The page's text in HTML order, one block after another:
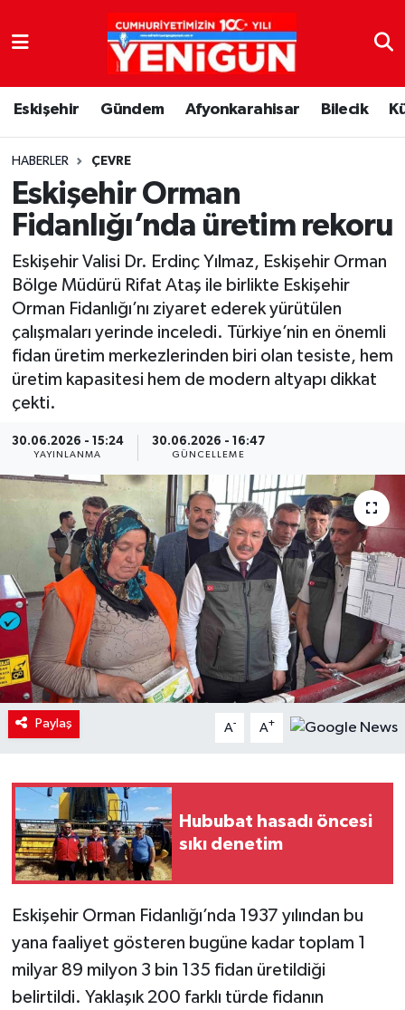
Eskişehir Gündem Afyonkarahisar Bilecik
HABERLER ÇEVRE
Eskişehir Orman
Fidanlığı’nda üretim rekoru
Eskişehir Valisi Dr. Erdinç Yılmaz, Eskişehir Orman
Bölge Müdürü Rifat Ataş ile birlikte Eskişehir
Orman Fidanlığı’nı ziyaret ederek yürütülen
çalışmaları yerinde inceledi. Türkiye’nin en önemli
fidan üretim merkezlerinden biri olan tesiste, hem
üretim kapasitesi hem de modern altyapı dikkat
çekti.
30.06.2026 - 15:24
YAYINLANMA
30.06.2026 - 16:47
GÜNCELLEME
Paylaş A- A+
Hububat hasadı öncesi
sıkı denetim
Eskişehir Orman Fidanlığı’nda 1937 yılından bu
yana faaliyet gösteren bugüne kadar toplam 1
milyar 89 milyon 3 bin 135 fidan üretildiği
belirtildi. Yaklaşık 200 farklı türde fidanın
Nöbetçi Eczaneler
Hava Durumu
Trafik Durumu
Süper Lig Puan Durumu ve Fikstür
Tüm Manşetler
Son Dakika Haberleri
Haber Arşivi